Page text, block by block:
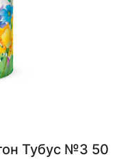
Тубус №3 50